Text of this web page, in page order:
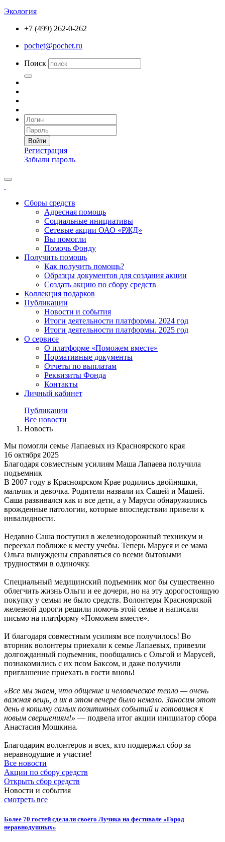
Экология
+7 (499) 262-0-262
pochet@pochet.ru
Поиск
Войти
Регистрация
Забыли пароль
Сборы средств
Адресная помощь
Социальные инициативы
Сетевые акции ОАО «РЖД»
Вы помогли
Помочь Фонду
Получить помощь
Как получить помощь?
Образцы документов для создания акции
Создать акцию по сбору средств
Коллекция подарков
Публикации
Новости и события
Итоги деятельности платформы. 2024 год
Итоги деятельности платформы. 2025 год
О сервисе
О платформе «Поможем вместе»
Нормативные документы
Отчеты по выплатам
Реквизиты Фонда
Контакты
Личный кабинет
Публикации
Все новости
Новость
Мы помогли семье Лапаевых из Красноярского края
16 октября 2025
Благодаря совместным усилиям Маша Лапаева получила
подъемник
В 2007 году в Красноярском Крае родились двойняшки,
мальчик и девочка. Родители назвали их Сашей и Машей.
Саша развивался как и все дети, а у Маруси обнаружились
врожденные патологии, которые впоследствии привели к
инвалидности.
Недавно Саша поступил в железнодорожный техникум и
переехал поближе к месту учебы. Теперь Маруся и ее мама
Ольга вынуждены справляться со всеми бытовыми
трудностями в одиночку.
Специальный медицинский подъемник мог бы существенно
облегчить жизнь Ольги и ее дочери, но на эту дорогостоящую
покупку у семьи не было средств. Волонтеры Красноярской
железной дороги решили помочь этой семье и написали
письмо на платформу «Поможем вместе».
И благодаря совместным усилиям все получилось! Во
вторник волонтеры приехали к семье Лапаевых, привезли
долгожданный подъемник, пообщались с Ольгой и Марусей,
познакомились с их псом Баксом, и даже получили
приглашение приехать в гости вновь!
«Все мы знаем, что общение и человеческое тепло — очень
важная вещь, а их в этом вечере было немало. Заносим этот
день в копилку самых позитивных событий и готовимся к
новым свершениям!» — подвела итог акции инициатор сбора
Анастасия Мошкина.
Благодарим волонтеров и всех, кто поддержал сбор за
неравнодушие и участие!
Все новости
Акции по сбору средств
Открыть сбор средств
Новости и события
смотреть все
Более 70 гостей сделали своего Лучика на фестивале «Город
неравнодушных»